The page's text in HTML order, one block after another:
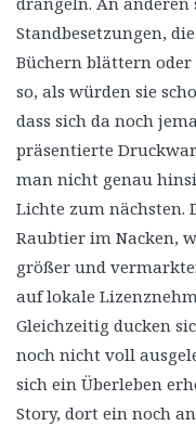
Standbesetzungen,
Büchern blättern
so, als würden sie
dass sich da noch
präsentierte
man nicht genau
Lichte zum nächsten.
Raubtier im Nacken,
größer und
auf lokale
Gleichzeitig ducken
noch nicht voll
sich ein Überleben
Story, dort ein noch